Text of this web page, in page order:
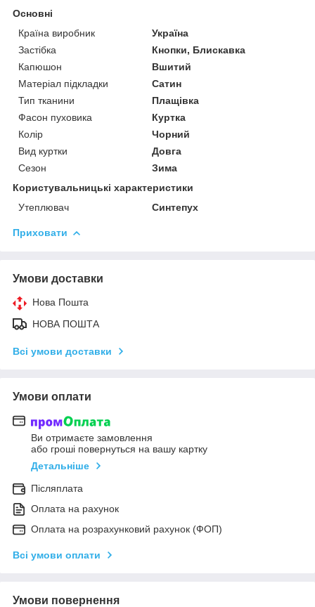
Основні
Країна виробник
Україна
Застібка
Кнопки, Блискавка
Капюшон
Вшитий
Матеріал підкладки
Сатин
Тип тканини
Плащівка
Фасон пуховика
Куртка
Колір
Чорний
Вид куртки
Довга
Сезон
Зима
Користувальницькі характеристики
Утеплювач
Синтепух
Приховати
Умови доставки
Нова Пошта
НОВА ПОШТА
Всі умови доставки
Умови оплати
Ви отримаєте замовлення
або гроші повернуться на вашу картку
Детальніше
Післяплата
Оплата на рахунок
Оплата на розрахунковий рахунок (ФОП)
Всі умови оплати
Умови повернення